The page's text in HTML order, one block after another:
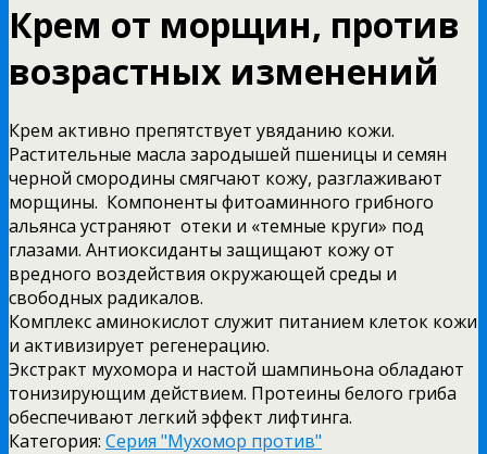
Крем от морщин, против
возрастных изменений
Крем активно препятствует увяданию кожи.
Растительные масла зародышей пшеницы и семян
черной смородины смягчают кожу, разглаживают
морщины. Компоненты фитоаминного грибного
альянса устраняют отеки и «темные круги» под
глазами. Антиоксиданты защищают кожу от
вредного воздействия окружающей среды и
свободных радикалов.
Комплекс аминокислот служит питанием клеток кожи
и активизирует регенерацию.
Экстракт мухомора и настой шампиньона обладают
тонизирующим действием. Протеины белого гриба
обеспечивают легкий эффект лифтинга.
Категория: Серия "Мухомор против"